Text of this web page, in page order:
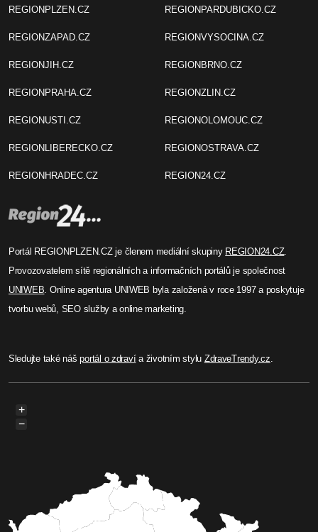
REGIONPLZEN.CZ
REGIONZAPAD.CZ
REGIONJIH.CZ
REGIONPRAHA.CZ
REGIONUSTI.CZ
REGIONLIBERECKO.CZ
REGIONHRADEC.CZ
REGIONPARDUBICKO.CZ
REGIONVYSOCINA.CZ
REGIONBRNO.CZ
REGIONZLIN.CZ
REGIONOLOMOUC.CZ
REGIONOSTRAVA.CZ
REGION24.CZ
Portál REGIONPLZEN.CZ je členem mediální skupiny REGION24.CZ.
Provozovatelem sítě regionálních a informačních portálů je společnost
UNIWEB . Online agentura UNIWEB byla založená v roce 1997 a poskytuje
tvorbu webů, SEO služby a online marketing.
Sledujte také nášportál o zdravía životním stylu ZdraveTrendy.cz
+
−